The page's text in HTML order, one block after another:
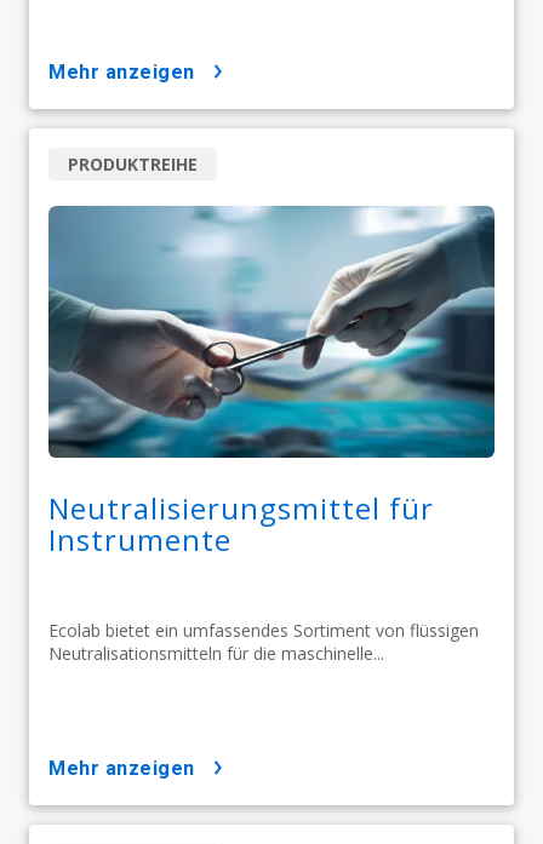
mehr anzeigen
Neutralisierungsmittel für
Instrumente
Ecolab bietet ein umfassendes Sortiment von flüssigen
Neutralisationsmitteln für die maschinelle...
PRODUKTREIHE
mehr anzeigen